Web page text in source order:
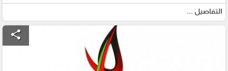
التفاصيل ...
share